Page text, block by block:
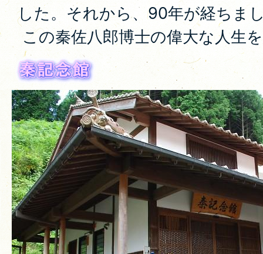
した。それから、90年が経ちま
この秦佐八郎博士の偉大な人生